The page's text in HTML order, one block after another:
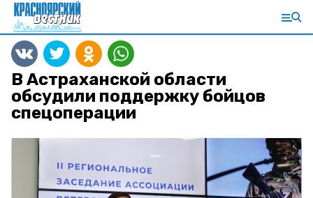
В Астраханской области
обсудили поддержку бойцов
спецоперации